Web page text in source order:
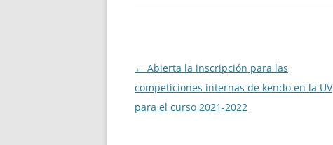
Navegación
de
entradas
← Abierta la inscripción para las
competiciones internas de kendo en la UV
para el curso 2021-2022